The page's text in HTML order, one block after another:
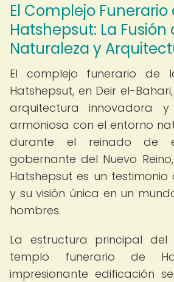
El Complejo Funerario
Hatshepsut: La Fusión
Naturaleza y
El complejo funerario de
Hatshepsut, en Deir el-
arquitectura innovadora
armoniosa con el entorno
durante el reinado de
gobernante del Nuevo
Hatshepsut es un
y su visión única en un
hombres.
La estructura principal
templo funerario de
impresionante edificación